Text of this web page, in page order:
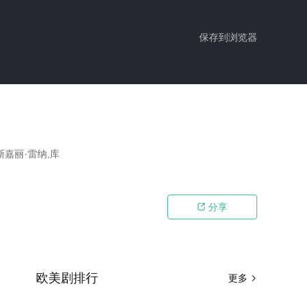
保存到浏览器
嘉丽·雷纳,库
 分享
更多 
欧美剧排行